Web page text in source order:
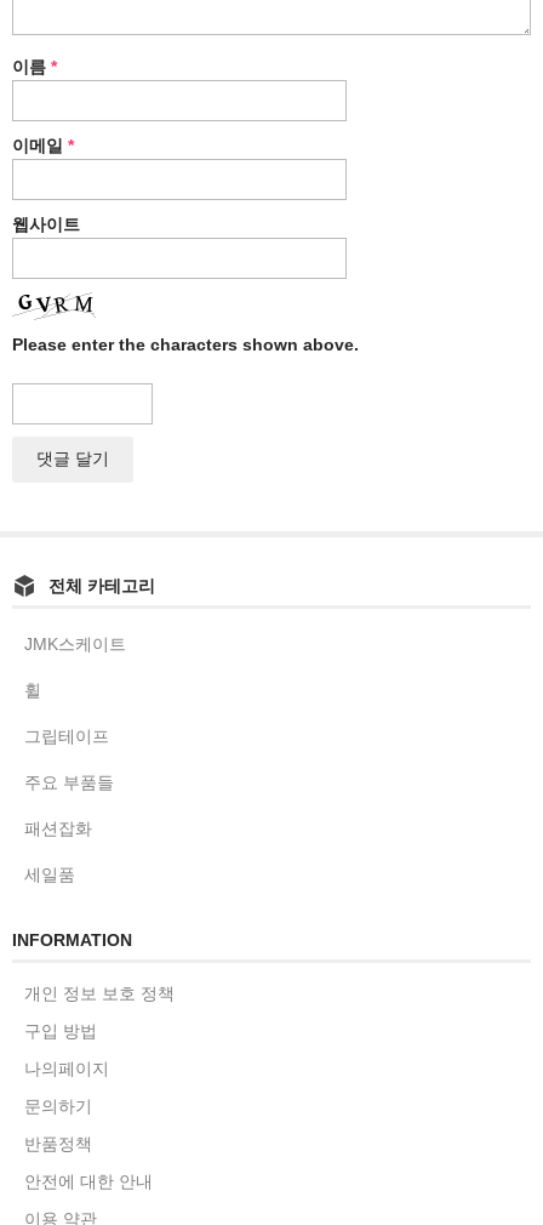
이름 *
이메일 *
웹사이트
Please enter the characters shown above.
전체 카테고리
JMK스케이트
휠
그립테이프
주요 부품들
패션잡화
세일품
INFORMATION
개인 정보 보호 정책
구입 방법
나의페이지
문의하기
반품정책
안전에 대한 안내
이용 약관